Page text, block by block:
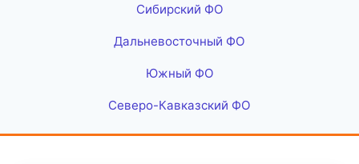
Сибирский ФО
Дальневосточный ФО
Южный ФО
Северо-Кавказский ФО